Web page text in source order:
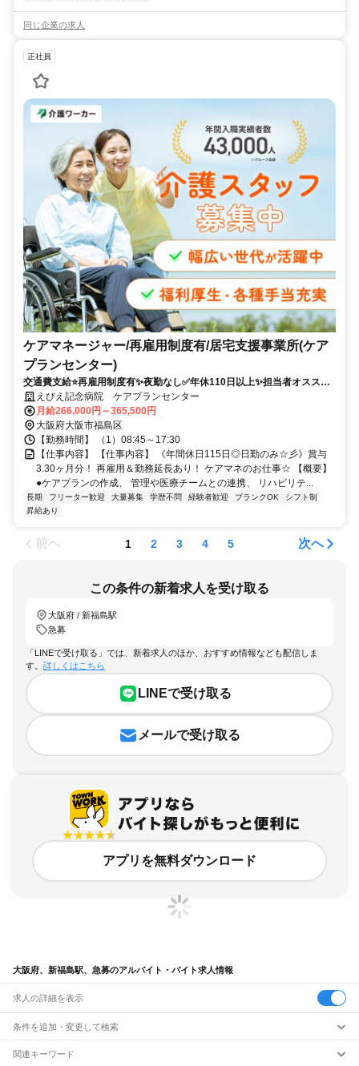
同じ企業の求人
正社員
ケアマネージャー/再雇用制度有/居宅支援事業所(ケア
プランセンター)
交通費支給⭐️再雇用制度有✨夜勤なし✅️年休110日以上✨担当者オススメ
⭕️研修支援有✨経験者優遇❗️駅チカ
えびえ記念病院 ケアプランセンター
月給266,000円～365,500円
大阪府大阪市福島区
【勤務時間】 （1）08:45～17:30
【仕事内容】 【仕事内容】 《年間休日115日◎日勤のみ☆彡》賞与
3.30ヶ月分！ 再雇用＆勤務延長あり！ ケアマネのお仕事☆ 【概要】
●ケアプランの作成、 管理や医療チームとの連携、 リハビリテ...
長期 フリーター歓迎 大量募集 学歴不問 経験者歓迎 ブランクOK
シフト制
昇給あり
前へ 1 2 3 4 5 次へ
この条件の新着求人を受け取る
大阪府 / 新福島駅
急募
「LINEで受け取る」では、新着求人のほか、おすすめ情報なども配信しま
す。 詳しくはこちら
LINEで受け取る
メールで受け取る
アプリを無料ダウンロード
大阪府、新福島駅、急募のアルバイト・バイト求人情報
求人の詳細を表示
条件を追加・変更して検索
市区町村を追加・変更
関連キーワード